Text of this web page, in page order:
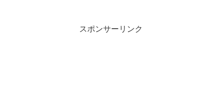
スポンサーリンク